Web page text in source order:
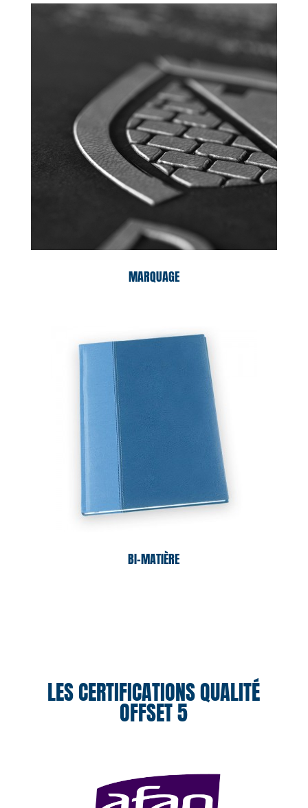
MARQUAGE
BI-MATIÈRE
LES CERTIFICATIONS QUALITÉ
OFFSET 5